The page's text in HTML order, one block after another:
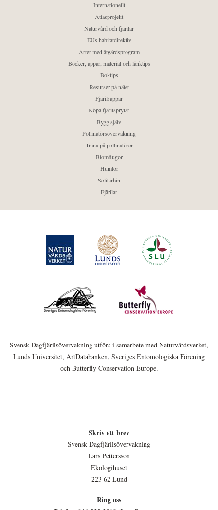
Internationellt
Atlasprojekt
Naturvård och fjärilar
EUs habitatdirektiv
Arter med åtgärdsprogram
Böcker, appar, material och länktips
Boktips
Resurser på nätet
Fjärilsappar
Köpa fjärilsprylar
Bygg själv
Pollinatörsövervakning
Träna på pollinatörer
Blomflugor
Humlor
Solitärbin
Fjärilar
Svensk Dagfjärilsövervakning utförs i samarbete med Naturvårdsverket,
Lunds Universitet, ArtDatabanken, Sveriges Entomologiska Förening
och Butterfly Conservation Europe.
Skriv ett brev
Svensk Dagfjärilsövervakning
Lars Pettersson
Ekologihuset
223 62 Lund
Ring oss